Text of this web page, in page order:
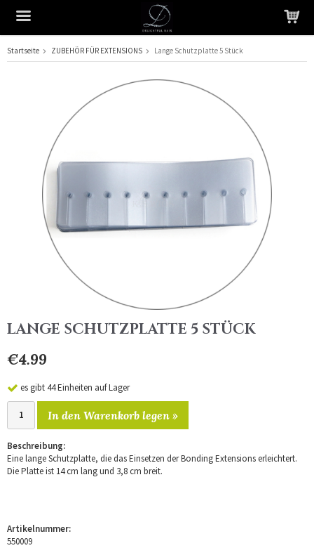
Das Produkt wurde in Ihren Warenkorb gelegt
Startseite ZUBEHÖR FÜR EXTENSIONS Lange Schutzplatte 5 Stück
LANGE SCHUTZPLATTE 5 STÜCK
€4.99
es gibt 44 Einheiten auf Lager
In den Warenkorb legen »
Beschreibung:
Eine lange Schutzplatte, die das Einsetzen der Bonding Extensions erleichtert.
Die Platte ist 14 cm lang und 3,8 cm breit.
Artikelnummer:
550009